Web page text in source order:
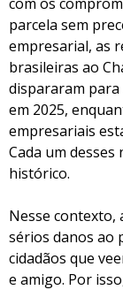
parcela sem
empresarial, as
brasileiras ao
dispararam para
em 2025,
empresariais
Cada um
histórico.
Nesse contexto,
sérios danos ao
cidadãos que
e amigo. Por